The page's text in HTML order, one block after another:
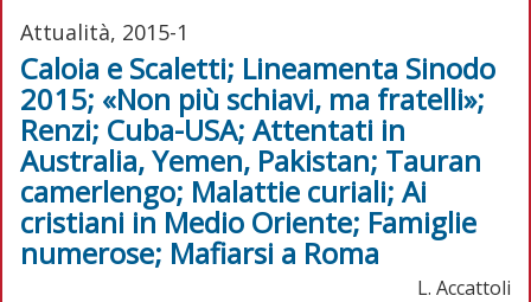
Attualità, 2015-1
Caloia e Scaletti; Lineamenta Sinodo
2015; «Non più schiavi, ma fratelli»;
Renzi; Cuba-USA; Attentati in
Australia, Yemen, Pakistan; Tauran
camerlengo; Malattie curiali; Ai
cristiani in Medio Oriente; Famiglie
numerose; Mafiarsi a Roma
L. Accattoli